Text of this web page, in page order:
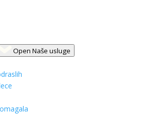
Open Naše usluge